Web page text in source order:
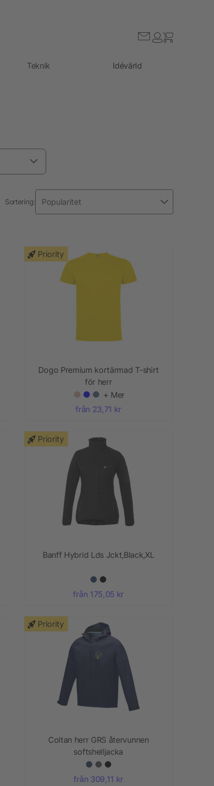
Teknik Idévärld
Sortering:
Priority
Dogo Premium kortärmad T-shirt
för herr
+ Mer
från 23,71 kr
Priority
Banff Hybrid Lds Jckt,Black,XL
från 175,05 kr
Priority
Coltan herr GRS återvunnen
softshelljacka
från 309,11 kr